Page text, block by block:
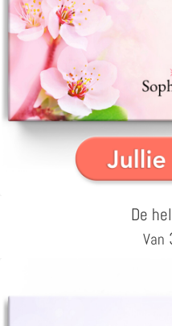
De
Van